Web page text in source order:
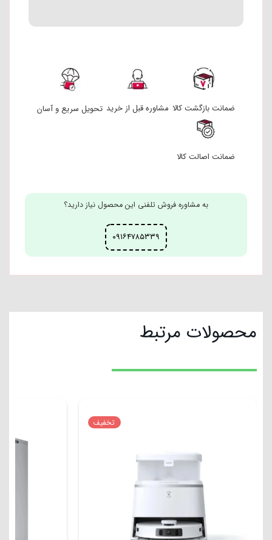
ضمانت بازگشت کالا مشاوره قبل از خرید تحویل سریع و آسان
ضمانت اصالت کالا
به مشاوره فروش تلفنی این محصول نیاز دارید؟
۰۹۱۶۴۷۸۵۳۳۹
محصولات مرتبط
تخفیف